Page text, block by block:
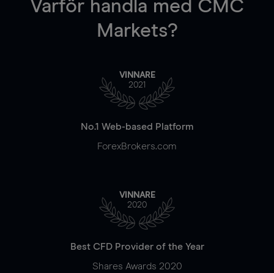
Varför handla med CMC
Markets?
VINNARE
2021
No.1 Web-based Platform
ForexBrokers.com
VINNARE
2020
Best CFD Provider of the Year
Shares Awards 2020